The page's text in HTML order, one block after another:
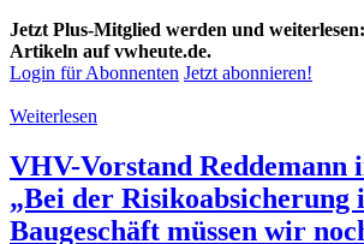
Jetzt Plus-Mitglied werden und
Artikeln auf vwheute.de.
Login für Abonnenten Jetzt abonnieren!
Weiterlesen
VHV-Vorstand Reddemann
„Bei der Risikoabsicherung
Baugeschäft müssen wir